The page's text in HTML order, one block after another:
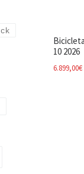
10 2026
6.899,00€